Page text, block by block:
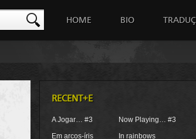
HOME BIO
RECENT+E
A Jogar… #3
Now Playing… #3
Em arcos-íris
In rainbows